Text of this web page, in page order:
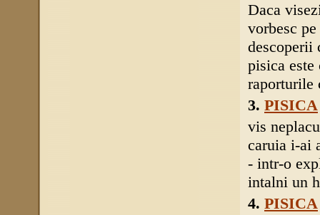
Daca
vorbesc
descoperii
pisica este
raporturile
3. PISICA
vis
caruia i-ai
- intr-o
intalni un
4. PISICA